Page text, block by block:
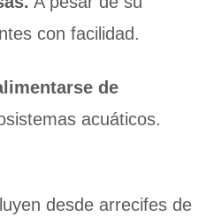
con facilidad.
de
acuáticos.
desde arrecifes de